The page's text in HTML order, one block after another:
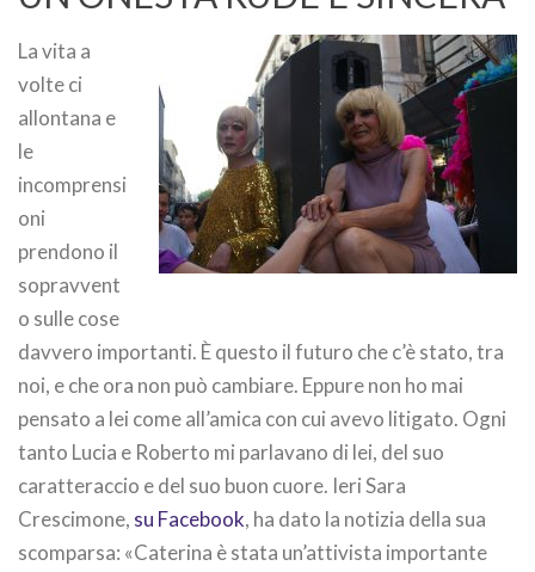
La vita a
volte ci
allontana e
le
incomprensi
oni
prendono il
sopravvent
o sulle cose
davvero importanti. È questo il futuro che c’è stato, tra
noi, e che ora non può cambiare. Eppure non ho mai
pensato a lei come all’amica con cui avevo litigato. Ogni
tanto Lucia e Roberto mi parlavano di lei, del suo
caratteraccio e del suo buon cuore. Ieri Sara
Crescimone, su Facebook, ha dato la notizia della sua
scomparsa: «Caterina è stata un’attivista importante